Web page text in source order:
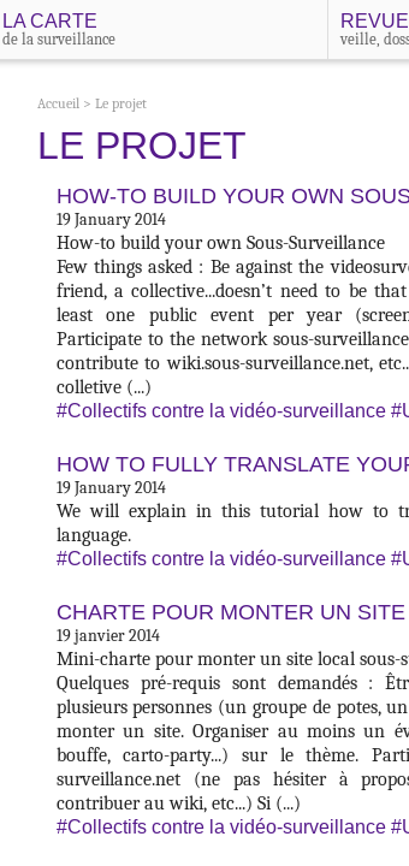
LA CARTE
de la surveillance veille,
Accueil > Le projet
LE PROJET
HOW-TO BUILD YOUR OWN
19 January 2014
How-to build your own Sous-Surveillance
Few things asked : Be against the
friend, a collective...doesn’t need to be
least one public event per year
Participate to the network sous-
contribute to wiki.sous-surveillance.net,
colletive (...)
#Collectifs contre la vidéo-surveillance
HOW TO FULLY TRANSLATE
19 January 2014
We will explain in this tutorial how to
language.
#Collectifs contre la vidéo-surveillance
CHARTE POUR MONTER UN
19 janvier 2014
Mini-charte pour monter un site local sous-
Quelques pré-requis sont demandés :
plusieurs personnes (un groupe de potes,
monter un site. Organiser au moins un
bouffe, carto-party...) sur le thème.
surveillance.net (ne pas hésiter à
contribuer au wiki, etc...) Si (...)
#Collectifs contre la vidéo-surveillance